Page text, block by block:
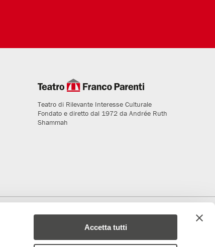
Accetta tutti
Teatro di Rilevante Interesse Culturale
Fondato e diretto dal 1972 da Andrée Ruth
Shammah
Media Partner